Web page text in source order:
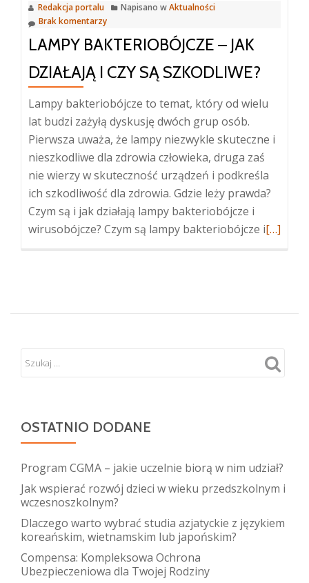
Redakcja portalu Napisano wAktualności
Brak komentarzy
LAMPY BAKTERIOBÓJCZE – JAK
DZIAŁAJĄ I CZY SĄ SZKODLIWE?
Lampy bakteriobójcze to temat, który od wielu
lat budzi zażyłą dyskusję dwóch grup osób.
Pierwsza uważa, że lampy niezwykle skuteczne i
nieszkodliwe dla zdrowia człowieka, druga zaś
nie wierzy w skuteczność urządzeń i podkreśla
ich szkodliwość dla zdrowia. Gdzie leży prawda?
Czym są i jak działają lampy bakteriobójcze i
wirusobójcze? Czym są lampy bakteriobójcze iWięcej
działają
czy
są
[…]
OSTATNIO DODANE
Program CGMA – jakie uczelnie biorą w nim udział?
Jak wspierać rozwój dzieci w wieku przedszkolnym i
wczesnoszkolnym?
Dlaczego warto wybrać studia azjatyckie z językiem
koreańskim, wietnamskim lub japońskim?
Compensa: Kompleksowa Ochrona
Ubezpieczeniowa dla Twojej Rodziny